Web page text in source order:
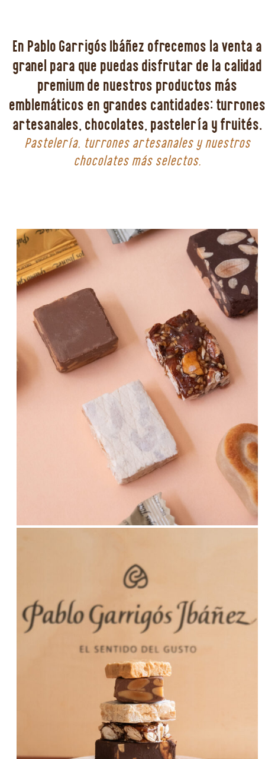
En Pablo Garrigós Ibáñez ofrecemos la venta a
granel para que puedas disfrutar de la calidad
premium de nuestros productos más
emblemáticos en grandes cantidades: turrones
artesanales, chocolates, pastelería y fruités.
Pastelería, turrones artesanales y nuestros
chocolates más selectos.